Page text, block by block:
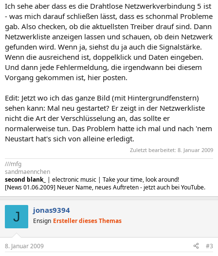
Ich sehe aber dass es die Drahtlose Netzwerkverbindung 5 ist
- was mich darauf schließen lässt, dass es schonmal Probleme
gab. Also checken, ob die aktuellsten Treiber drauf sind. Dann
Netzwerkliste anzeigen lassen und schauen, ob dein Netzwerk
gefunden wird. Wenn ja, siehst du ja auch die Signalstärke.
Wenn die ausreichend ist, doppelklick und Daten eingeben.
Und dann jede Fehlermeldung, die irgendwann bei diesem
Vorgang gekommen ist, hier posten.
Edit: Jetzt wo ich das ganze Bild (mit Hintergrundfenstern)
sehen kann: Mal neu gestartet? Er zeigt in der Netzwerkliste
nicht die Art der Verschlüsselung an, das sollte er
normalerweise tun. Das Problem hatte ich mal und nach 'nem
Neustart hat's sich von alleine erledigt.
Zuletzt bearbeitet: 8. Januar 2009
///mfg
sandmaennchen
second blank_ | electronic music | Take your time, look around!
[News 01.06.2009] Neuer Name, neues Auftreten - jetzt auch bei YouTube.
J jonas9394
Ensign Ersteller dieses Themas
8. Januar 2009 #3